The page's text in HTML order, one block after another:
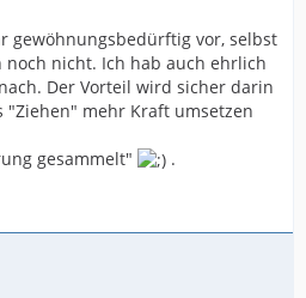
gewöhnungsbedürftig vor, selbst
nicht. Ich hab auch ehrlich
Der Vorteil wird sicher darin
"Ziehen" mehr Kraft umsetzen
gesammelt"
.